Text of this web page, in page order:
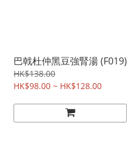
巴戟杜仲黑豆強腎湯 (F019)
HK$138.00
HK$98.00 ~ HK$128.00